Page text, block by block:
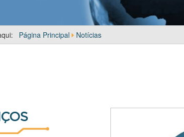
Página Principal Notícias